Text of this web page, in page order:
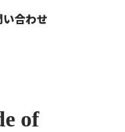
い合わせ
of